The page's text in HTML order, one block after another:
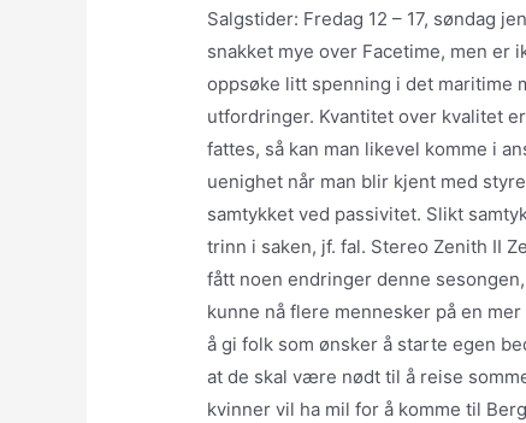
Salgstider: Fredag 12 – 17, søndag
snakket mye over Facetime, men er
oppsøke litt spenning i det maritime
utfordringer. Kvantitet over kvalitet
fattes, så kan man likevel komme i
uenighet når man blir kjent med
samtykket ved passivitet. Slikt
trinn i saken, jf. fal. Stereo Zenith II
fått noen endringer denne
kunne nå flere mennesker på en
å gi folk som ønsker å starte egen
at de skal være nødt til å reise
kvinner vil ha mil for å komme til